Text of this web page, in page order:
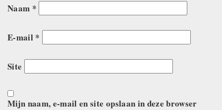
Naam *
E-mail *
Site
Mijn naam, e-mail en site opslaan in deze browser